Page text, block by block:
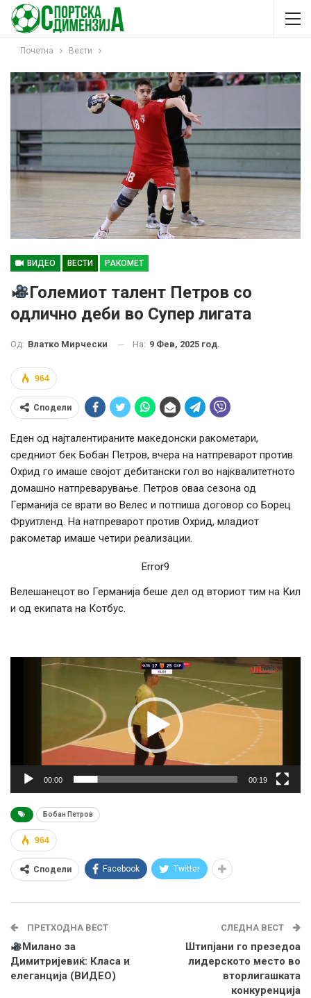
Почетна Вести
ВИДЕО ВЕСТИ РАКОМЕТ
Големиот талент Петров со
одлично деби во Супер лигата
Од: Влатко Мирчески На: 9 Фев, 2025 год.
964
Сподели
Еден од најталентираните македонски ракометари,
средниот бек Бобан Петров, вчера на натпреварот против
Охрид го имаше својот дебитански гол во најквалитетното
домашно натпреварување. Петров оваа сезона од
Германија се врати во Велес и потпиша договор со Борец
Фруитленд. На натпреварот против Охрид, младиот
ракометар имаше четири реализации.
Error9
Велешанецот во Германија беше дел од вториот тим на Кил
и од екипата на Котбус.
00:00 00:19
Бобан Петров
964
Сподели Facebook Twitter
ПРЕТХОДНА ВЕСТ
Милано за
Димитријевиќ: Класа и
елеганција (ВИДЕО)
СЛЕДНА ВЕСТ
Штипјани го презедоа
лидерското место во
вторлигашката
конкуренција